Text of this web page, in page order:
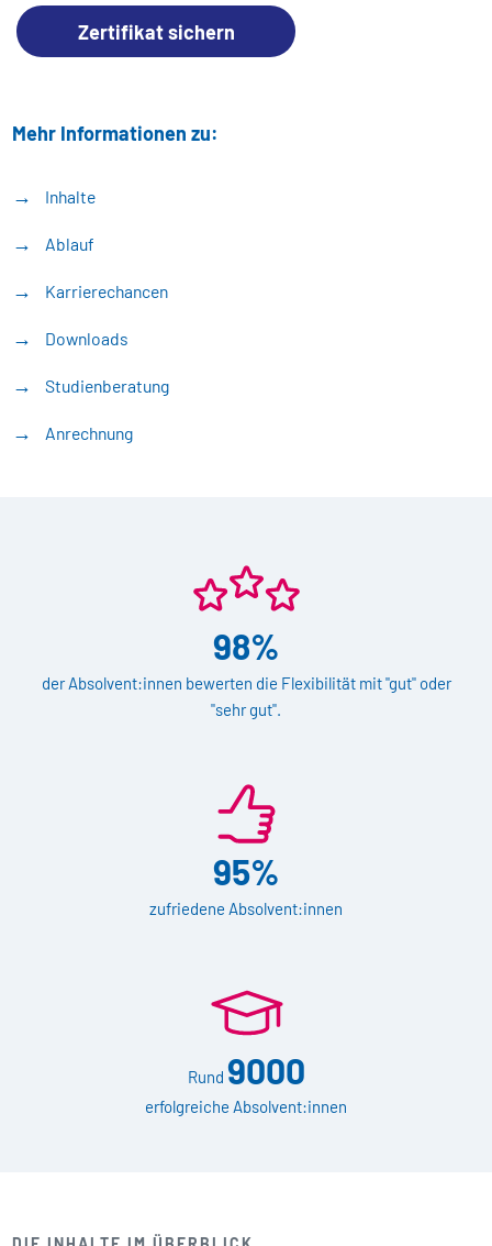
Zertifikat sichern
Mehr Informationen zu:
Inhalte
Ablauf
Karrierechancen
Downloads
Studienberatung
Anrechnung
98%
der Absolvent:innen bewerten die Flexibilität mit "gut" oder
"sehr gut".
95%
zufriedene Absolvent:innen
Rund 9000
erfolgreiche Absolvent:innen